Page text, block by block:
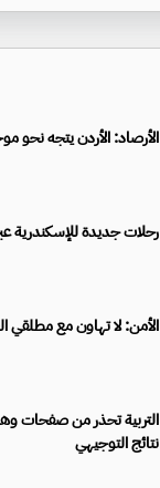
الأرصاد: الأردن يتجه نحو
رحلات جديدة للإسكندرية
الأمن: لا تهاون مع مطلقي
التربية تحذر من صفحات
نتائج التوجيهي